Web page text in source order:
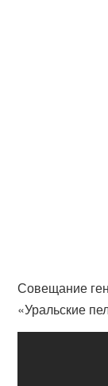
Совещание
«Уральские